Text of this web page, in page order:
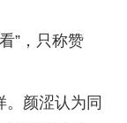
”，只称赞
颜涩认为同